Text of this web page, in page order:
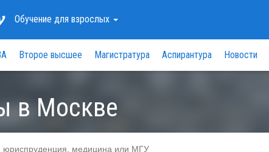
Обучениедля взрослых
Второе высшее Магистратура Аспирантура Новости
в Москве